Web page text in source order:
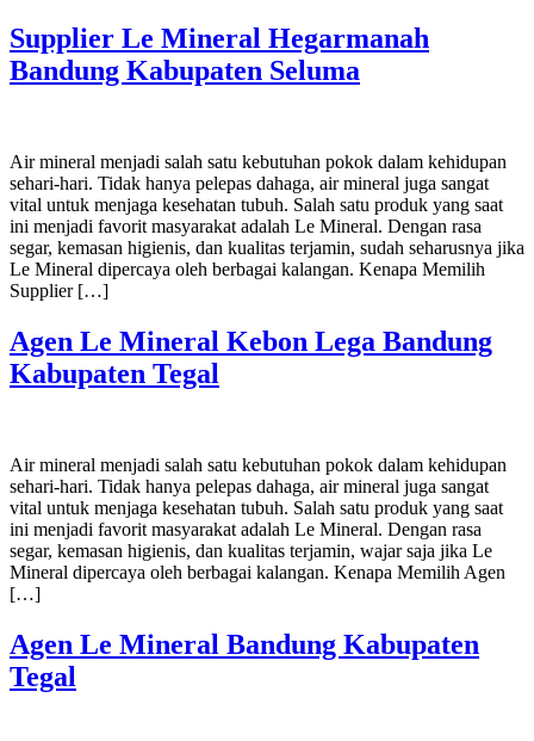
Supplier Le Mineral Hegarmanah
Bandung Kabupaten Seluma
Air mineral menjadi salah satu kebutuhan pokok dalam kehidupan
sehari-hari. Tidak hanya pelepas dahaga, air mineral juga sangat
vital untuk menjaga kesehatan tubuh. Salah satu produk yang saat
ini menjadi favorit masyarakat adalah Le Mineral. Dengan rasa
segar, kemasan higienis, dan kualitas terjamin, sudah seharusnya jika
Le Mineral dipercaya oleh berbagai kalangan. Kenapa Memilih
Supplier […]
Agen Le Mineral Kebon Lega Bandung
Kabupaten Tegal
Air mineral menjadi salah satu kebutuhan pokok dalam kehidupan
sehari-hari. Tidak hanya pelepas dahaga, air mineral juga sangat
vital untuk menjaga kesehatan tubuh. Salah satu produk yang saat
ini menjadi favorit masyarakat adalah Le Mineral. Dengan rasa
segar, kemasan higienis, dan kualitas terjamin, wajar saja jika Le
Mineral dipercaya oleh berbagai kalangan. Kenapa Memilih Agen
[…]
Agen Le Mineral Bandung Kabupaten
Tegal